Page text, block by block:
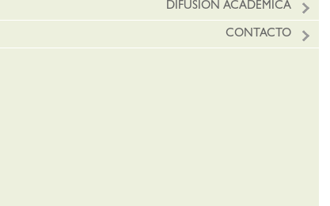
DIFUSIÓN ACADÉMICA
CONTACTO